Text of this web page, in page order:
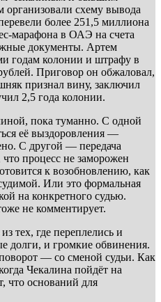
схему вывода
более 251,5 миллиона
марафона в ОАЭ на счета
документы. Артем
годам колонии и штрафу в
Приговор он обжаловал,
признал вину, заключил
2,5 года колонии.
пока туманно. С одной
её выздоровления —
С другой — передача
что процесс не заморожен
к возобновлению, как
Или это формальная
на конкретного судью.
не комментирует.
тех, где переплелись и
долги, и громкие обвинения.
— со сменой судьи. Как
Чекалина пойдёт на
что оснований для